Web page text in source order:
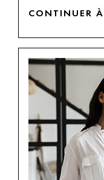
CONTINUER À